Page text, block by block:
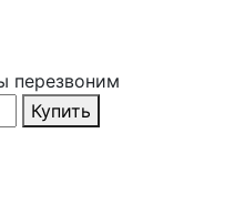
перезвоним
Купить